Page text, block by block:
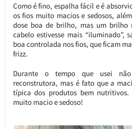
Como é fino, espalha fácil e é
os fios muito macios e sedosos,
dose boa de brilho, mas um brilho
cabelo estivesse mais “iluminado”,
boa controlada nos fios, que ficam
frizz.
Durante o tempo que usei
reconstrutora, mas é fato que a
típica dos produtos bem
muito macio e sedoso!